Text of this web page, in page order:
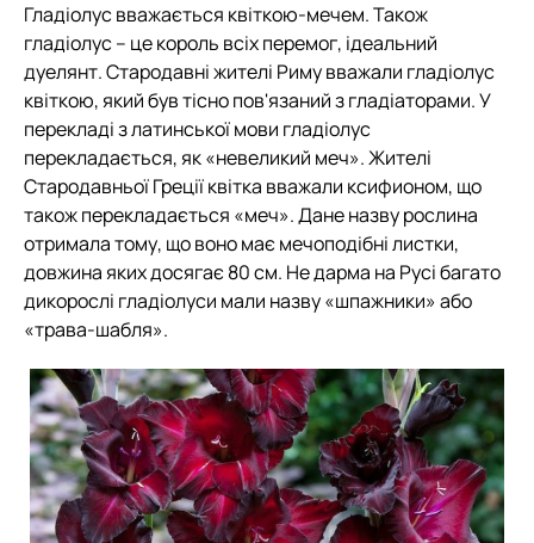
Гладіолус вважається квіткою-мечем. Також
гладіолус – це король всіх перемог, ідеальний
дуелянт. Стародавні жителі Риму вважали гладіолус
квіткою, який був тісно пов'язаний з гладіаторами. У
перекладі з латинської мови гладіолус
перекладається, як «невеликий меч». Жителі
Стародавньої Греції квітка вважали ксифионом, що
також перекладається «меч». Дане назву рослина
отримала тому, що воно має мечоподібні листки,
довжина яких досягає 80 см. Не дарма на Русі багато
дикорослі гладіолуси мали назву «шпажники» або
«трава-шабля».